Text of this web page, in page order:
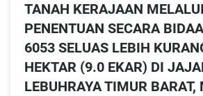
TANAH KERAJAAN MELALUI
PENENTUAN SECARA
6053 SELUAS LEBIH
HEKTAR (9.0 EKAR) DI
LEBUHRAYA TIMUR BARAT,